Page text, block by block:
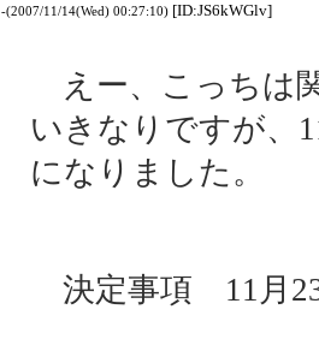
-(2007/11/14(Wed) 00:27:10) [ID:JS6kWGlv]
えー、こっちは
いきなりですが、
になりました。
決定事項 11月